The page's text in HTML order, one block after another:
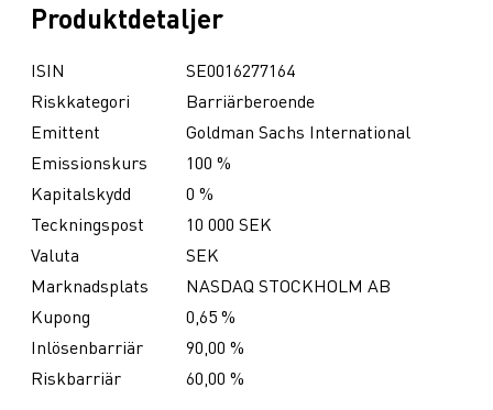
Produktdetaljer
ISIN
SE0016277164
Riskkategori
Barriärberoende
Emittent
Goldman Sachs International
Emissionskurs
100 %
Kapitalskydd
0 %
Teckningspost
10 000 SEK
Valuta
SEK
Marknadsplats
NASDAQ STOCKHOLM AB
Kupong
0,65 %
Inlösenbarriär
90,00 %
Riskbarriär
60,00 %